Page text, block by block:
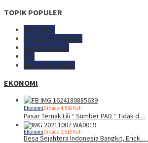
TOPIK POPULER
Rote Ndao
POLRES ROTE NDAO
Kab. Rote Ndao
NTT
Bupati Rote Ndao
EKONOMI
EkonomiDibaca 4,556 Kali
Pasar Ternak Lili “ Sumber PAD “ Tidak d…
EkonomiDibaca 3,518 Kali
Desa Sejahtera Indonesia Bangkit, Erick …